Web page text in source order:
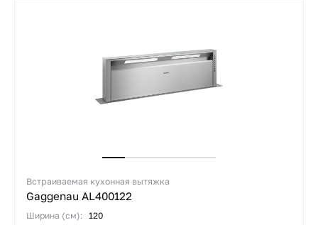
Встраиваемая кухонная вытяжка
Gaggenau AL400122
Ширина (см): 120